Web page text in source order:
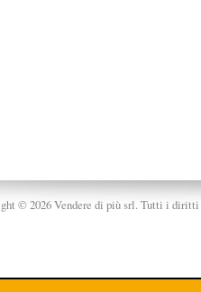
© 2026 Vendere di più srl. Tutti i diritti